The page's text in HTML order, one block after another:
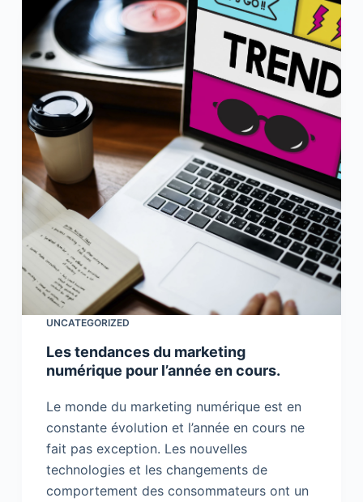
UNCATEGORIZED
Les tendances du marketing
numérique pour l’année en cours.
Le monde du marketing numérique est en
constante évolution et l’année en cours ne
fait pas exception. Les nouvelles
technologies et les changements de
comportement des consommateurs ont un